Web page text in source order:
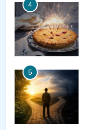
4
5